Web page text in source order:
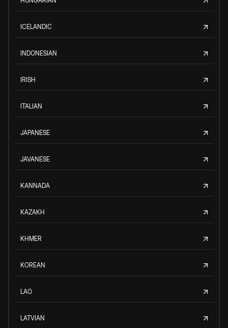
ICELANDIC
INDONESIAN
IRISH
ITALIAN
JAPANESE
JAVANESE
KANNADA
KAZAKH
KHMER
KOREAN
LAO
LATVIAN